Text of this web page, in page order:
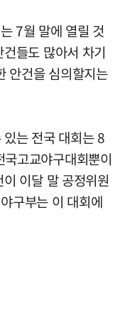
7월 말에 열릴 것
들도 많아서 차기
안건을 심의할지는
는 전국 대회는 8
고교야구대회뿐이
이달 말 공정위원
구부는 이 대회에